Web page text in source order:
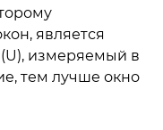
является
измеряемый в
тем лучше окно